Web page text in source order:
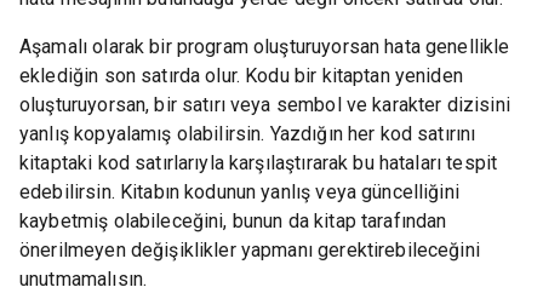
Aşamalı olarak bir program oluşturuyorsan hata genellikle
eklediğin son satırda olur. Kodu bir kitaptan yeniden
oluşturuyorsan, bir satırı veya sembol ve karakter dizisini
yanlış kopyalamış olabilirsin. Yazdığın her kod satırını
kitaptaki kod satırlarıyla karşılaştırarak bu hataları tespit
edebilirsin. Kitabın kodunun yanlış veya güncelliğini
kaybetmiş olabileceğini, bunun da kitap tarafından
önerilmeyen değişiklikler yapmanı gerektirebileceğini
unutmamalısın.